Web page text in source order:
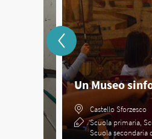
Un Museo
Castello Sforzesco
Scuola primaria,
Scuola secondaria